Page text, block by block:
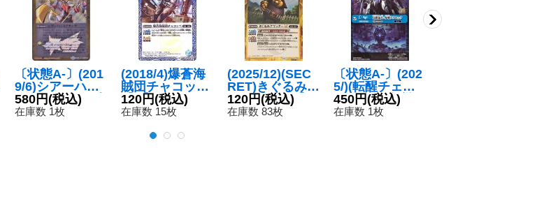
〔状態A-〕(201
9/6)シアーハー
トアタック(閃光
のゼロ/イベント
580円(税込)
在庫数 1枚
(2018/4)爆蒼海
賊団チャコッペ
【C】{BS43-05
8}《青》
120円(税込)
在庫数 15枚
(2025/12)(SEC
RET)きぐるみク
マッターLT【R-
SEC】{BSC49-
120円(税込)
在庫数 83枚
〔状態A-〕(202
5/)(転醒チェッ
クリスト)鳥獣氣
兵・参號フクロ
450円(税込)
在庫数 1枚